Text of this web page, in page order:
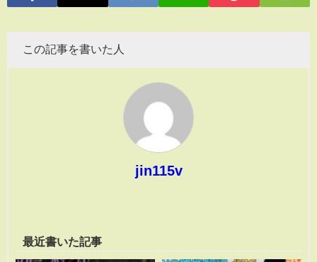
この記事を書いた人
jin115v
最近書いた記事